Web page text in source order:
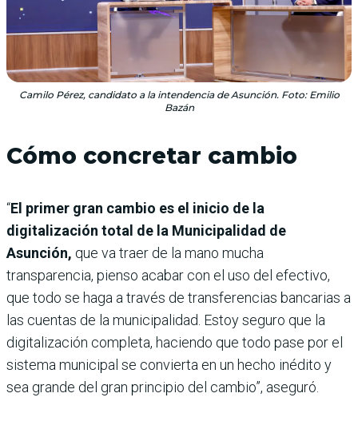
Camilo Pérez, candidato a la intendencia de Asunción. Foto: Emilio
Bazán
Cómo concretar cambio
“El primer gran cambio es el inicio de la
digitalización total de la Municipalidad de
Asunción, que va traer de la mano mucha
transparencia, pienso acabar con el uso del efectivo,
que todo se haga a través de transferencias bancarias a
las cuentas de la municipalidad. Estoy seguro que la
digitalización completa, haciendo que todo pase por el
sistema municipal se convierta en un hecho inédito y
sea grande del gran principio del cambio”, aseguró.